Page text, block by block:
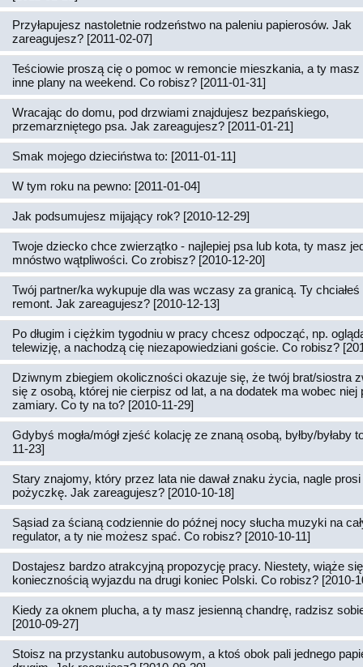
Przyłapujesz nastoletnie rodzeństwo na paleniu papierosów. Jak
zareagujesz? [2011-02-07]
Teściowie proszą cię o pomoc w remoncie mieszkania, a ty masz
inne plany na weekend. Co robisz? [2011-01-31]
Wracając do domu, pod drzwiami znajdujesz bezpańskiego,
przemarzniętego psa. Jak zareagujesz? [2011-01-21]
Smak mojego dzieciństwa to: [2011-01-11]
W tym roku na pewno: [2011-01-04]
Jak podsumujesz mijający rok? [2010-12-29]
Twoje dziecko chce zwierzątko - najlepiej psa lub kota, ty masz
mnóstwo wątpliwości. Co zrobisz? [2010-12-20]
Twój partner/ka wykupuje dla was wczasy za granicą. Ty
remont. Jak zareagujesz? [2010-12-13]
Po długim i ciężkim tygodniu w pracy chcesz odpocząć, np.
telewizję, a nachodzą cię niezapowiedziani goście. Co robisz?
Dziwnym zbiegiem okoliczności okazuje się, że twój brat/siostra
się z osobą, której nie cierpisz od lat, a na dodatek ma wobec niej
zamiary. Co ty na to? [2010-11-29]
Gdybyś mogła/mógł zjeść kolację ze znaną osobą, byłby/byłaby
11-23]
Stary znajomy, który przez lata nie dawał znaku życia, nagle
pożyczkę. Jak zareagujesz? [2010-10-18]
Sąsiad za ścianą codziennie do późnej nocy słucha muzyki na
regulator, a ty nie możesz spać. Co robisz? [2010-10-11]
Dostajesz bardzo atrakcyjną propozycję pracy. Niestety, wiąże
koniecznością wyjazdu na drugi koniec Polski. Co robisz? [2010-
Kiedy za oknem plucha, a ty masz jesienną chandrę, radzisz
[2010-09-27]
Stoisz na przystanku autobusowym, a ktoś obok pali jednego